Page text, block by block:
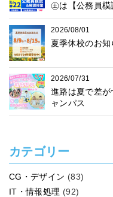
㊏は【公務員
2026/08/01
夏季休校のお知
2026/07/31
進路は夏で差
ャンパス
カテゴリー
CG・デザイン (83)
IT・情報処理 (92)